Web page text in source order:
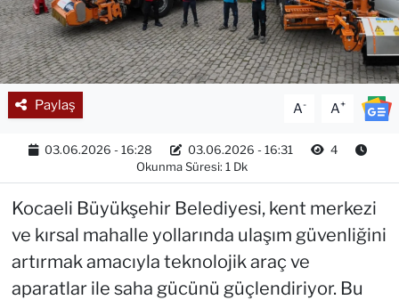
Paylaş A- A+
03.06.2026 - 16:28 03.06.2026 - 16:31
4
Okunma Süresi: 1 Dk
Kocaeli Büyükşehir Belediyesi, kent merkezi
ve kırsal mahalle yollarında ulaşım güvenliğini
artırmak amacıyla teknolojik araç ve
aparatlar ile saha gücünü güçlendiriyor. Bu